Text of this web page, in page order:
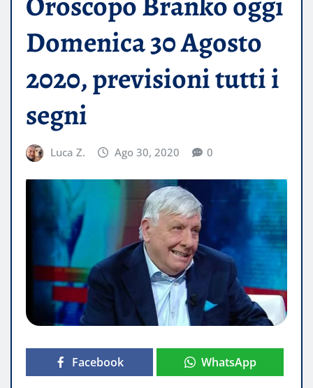
Domenica 30 Agosto
2020, previsioni tutti i
segni
Luca Z. Ago 30, 2020 0
Facebook WhatsApp